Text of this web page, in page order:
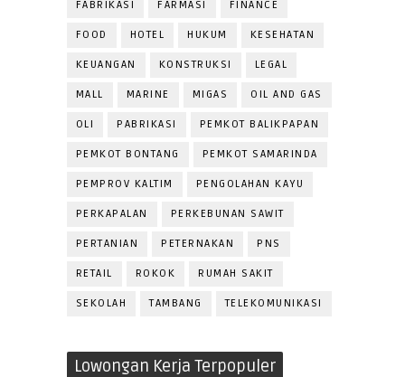
FABRIKASI FARMASI FINANCE
FOOD HOTEL HUKUM KESEHATAN
KEUANGAN KONSTRUKSI LEGAL
MALL MARINE MIGAS OIL AND GAS
OLI PABRIKASI PEMKOT BALIKPAPAN
PEMKOT BONTANG PEMKOT SAMARINDA
PEMPROV KALTIM PENGOLAHAN KAYU
PERKAPALAN PERKEBUNAN SAWIT
PERTANIAN PETERNAKAN PNS
RETAIL ROKOK RUMAH SAKIT
SEKOLAH TAMBANG TELEKOMUNIKASI
Lowongan Kerja Terpopuler